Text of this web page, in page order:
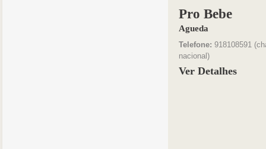
Pro Bebe
Agueda
Telefone: 918108591
nacional)
Ver Detalhes